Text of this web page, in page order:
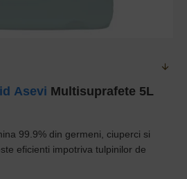
Asevi Multisuprafete 5L
99.9% din germeni, ciuperci si
eficienti impotriva tulpinilor de